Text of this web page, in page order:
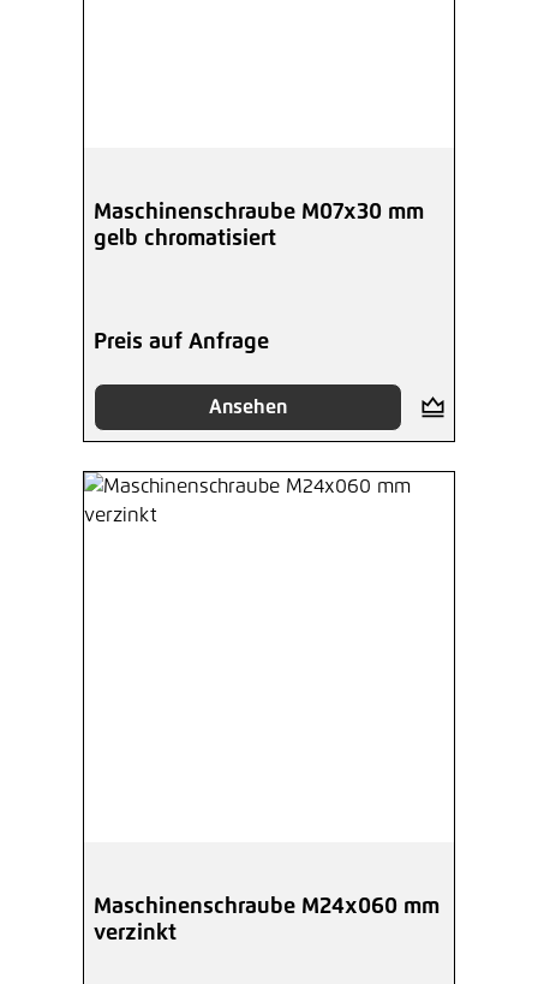
Maschinenschraube M07x30 mm
gelb chromatisiert
Preis auf Anfrage
Ansehen
Maschinenschraube M24x060 mm
verzinkt